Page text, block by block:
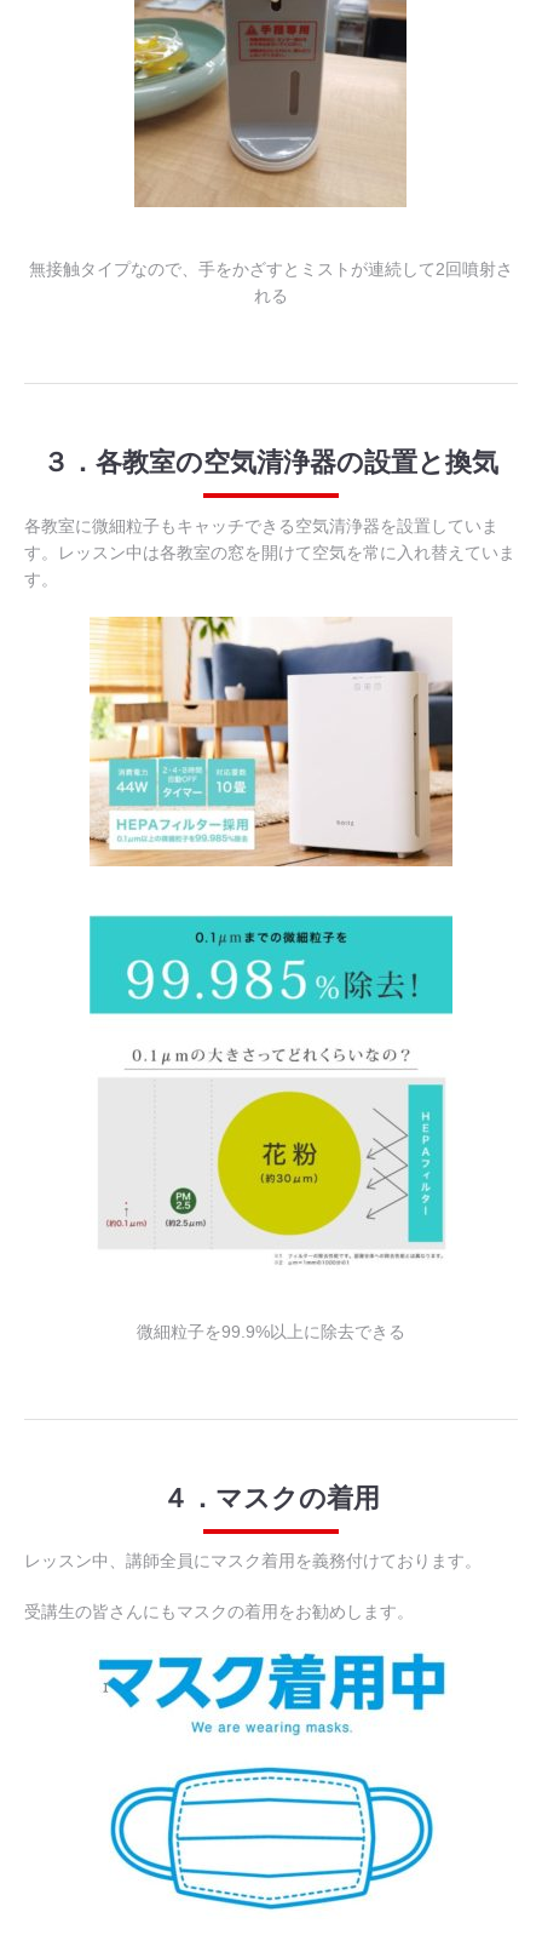
無接触タイプなので、手をかざすとミストが連続して2回噴射さ
れる
３．各教室の空気清浄器の設置と換気
各教室に微細粒子もキャッチできる空気清浄器を設置していま
す。レッスン中は各教室の窓を開けて空気を常に入れ替えていま
す。
微細粒子を99.9%以上に除去できる
４．マスクの着用
レッスン中、講師全員にマスク着用を義務付けております。
受講生の皆さんにもマスクの着用をお勧めします。